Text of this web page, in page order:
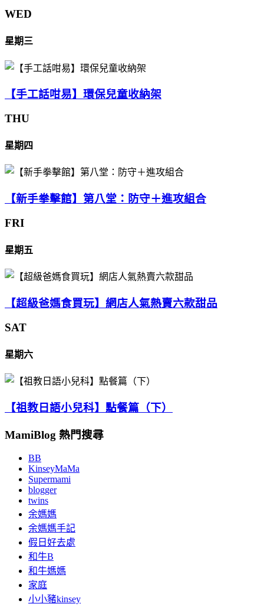
WED
星期三
【手工話咁易】環保兒童收納架
THU
星期四
【新手拳擊館】第八堂：防守＋進攻組合
FRI
星期五
【超級爸媽食買玩】網店人氣熱賣六款甜品
SAT
星期六
【祖教日語小兒科】點餐篇（下）
MamiBlog 熱門搜尋
BB
KinseyMaMa
Supermami
blogger
twins
余媽媽
余媽媽手記
假日好去處
和牛B
和牛媽媽
家庭
小小豬kinsey